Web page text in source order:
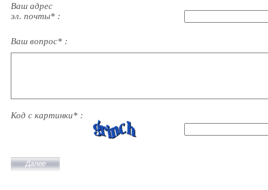
Ваш адрес
эл. почты* :
Ваш вопрос* :
Код с картинки* :